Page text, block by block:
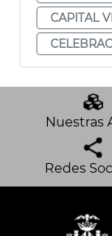
CAPITAL
Nuestras
Redes